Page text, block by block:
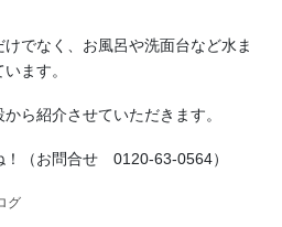
でなく、お風呂や洗面台など水ま
ます。
ら紹介させていただきます。
！（お問合せ 0120-63-0564）
グ